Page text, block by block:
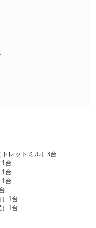
レッドミル）3台
1台
1台
1台
）1台
）1台